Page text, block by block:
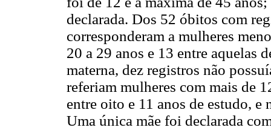
declarada. Dos 52 óbitos com
corresponderam a mulheres
20 a 29 anos e 13 entre aquelas
materna, dez registros não
referiam mulheres com mais de
entre oito e 11 anos de estudo, e
Uma única mãe foi declarada